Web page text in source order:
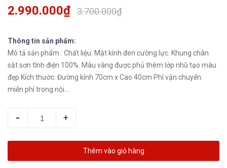
2.990.000₫ 3.700.000₫
Thông tin sản phẩm:
Mô tả sản phẩm : Chất liệu: Mặt kính đen cường lực. Khung chân
sắt sơn tĩnh điện 100%. Màu vàng được phủ thêm lớp nhũ tạo màu
đẹp Kích thước: Đường kính 70cm x Cao 40cm Phí vận chuyển:
miễn phí trong nội...
- +
Thêm vào giỏ hàng